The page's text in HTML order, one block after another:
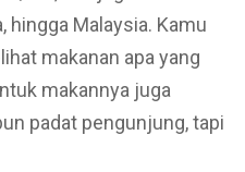
hingga Malaysia. Kamu
makanan apa yang
makannya juga
padat pengunjung, tapi